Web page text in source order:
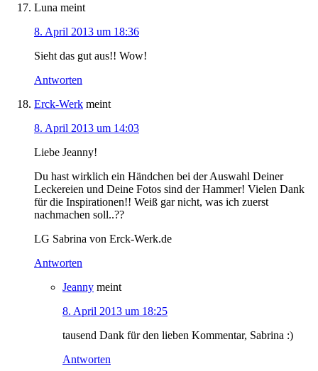
Luna meint
8. April 2013 um 18:36
Sieht das gut aus!! Wow!
Antworten
Erck-Werk meint
8. April 2013 um 14:03
Liebe Jeanny!
Du hast wirklich ein Händchen bei der Auswahl Deiner
Leckereien und Deine Fotos sind der Hammer! Vielen Dank
für die Inspirationen!! Weiß gar nicht, was ich zuerst
nachmachen soll..??
LG Sabrina von Erck-Werk.de
Antworten
Jeanny meint
8. April 2013 um 18:25
tausend Dank für den lieben Kommentar, Sabrina :)
Antworten